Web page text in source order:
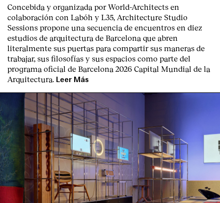
Concebida y organizada por World-Architects en
colaboración con Labóh y L35, Architecture Studio
Sessions propone una secuencia de encuentros en diez
estudios de arquitectura de Barcelona que abren
literalmente sus puertas para compartir sus maneras de
trabajar, sus filosofías y sus espacios como parte del
programa oficial de Barcelona 2026 Capital Mundial de la
Arquitectura. Leer Más